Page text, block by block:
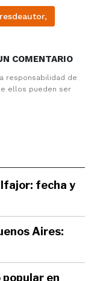
COMENTARIO
responsabilidad de
ellos pueden ser
fecha y
Aires:
popular en